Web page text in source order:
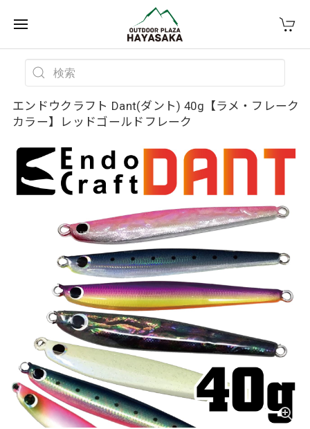
エンドウクラフト Dant(ダント) 40g【ラメ・フレーク
カラー】レッドゴールドフレーク